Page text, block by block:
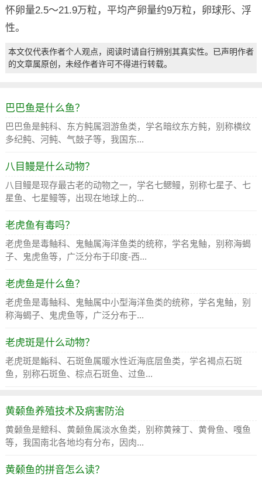
怀卵量2.5～21.9万粒，平均产卵量约9万粒，卵球形、浮
性。
本文仅代表作者个人观点，阅读时请自行辨别其真实性。已声明作者
的文章属原创，未经作者许可不得进行转载。
巴巴鱼是什么鱼？
巴巴鱼是鲀科、东方鲀属洄游鱼类，学名暗纹东方鲀，别称横纹
多纪鲀、河鲀、气鼓子等，我国东...
八目鳗是什么动物？
八目鳗是现存最古老的动物之一，学名七鳃鳗，别称七星子、七
星鱼、七星鳗等，出现在地球上的...
老虎鱼有毒吗？
老虎鱼是毒鲉科、鬼鲉属海洋鱼类的统称，学名鬼鲉，别称海蝎
子、鬼虎鱼等，广泛分布于印度-西...
老虎鱼是什么鱼？
老虎鱼是毒鲉科、鬼鲉属中小型海洋鱼类的统称，学名鬼鲉，别
称海蝎子、鬼虎鱼等，广泛分布于...
老虎斑是什么动物？
老虎斑是鮨科、石斑鱼属暖水性近海底层鱼类，学名褐点石斑
鱼，别称石斑鱼、棕点石斑鱼、过鱼...
黄颡鱼养殖技术及病害防治
黄颡鱼是鲿科、黄颡鱼属淡水鱼类，别称黄辣丁、黄骨鱼、嘎鱼
等，我国南北各地均有分布，因肉...
黄颡鱼的拼音怎么读？